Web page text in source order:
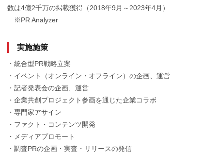
数は4億2千万の掲載獲得（2018年9月～2023年4月）
※PR Analyzer
実施施策
・統合型PR戦略立案
・イベント（オンライン・オフライン）の企画、運営
・記者発表会の企画、運営
・企業共創プロジェクト参画を通じた企業コラボ
・専門家アサイン
・ファクト・コンテンツ開発
・メディアプロモート
・調査PRの企画・実査・リリースの発信